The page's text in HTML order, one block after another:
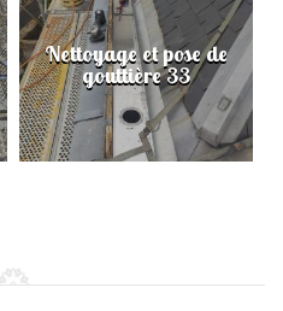
Nettoyage et pose de
gouttière 33